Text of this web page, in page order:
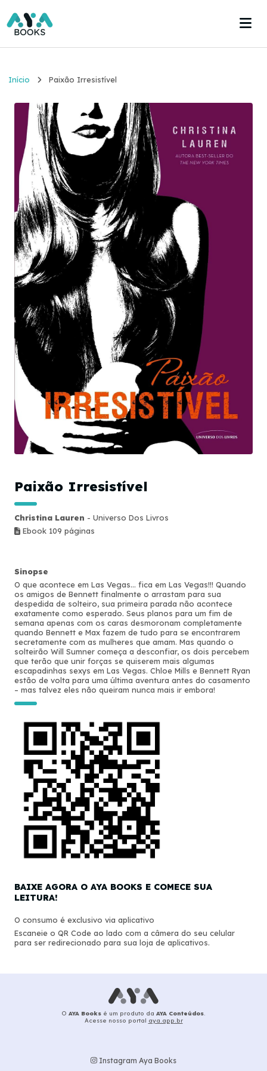
Acesse agora
Início Paixão Irresistível
Paixão Irresistível
Christina Lauren - Universo Dos Livros
Ebook 109 páginas
Sinopse
O que acontece em Las Vegas... fica em Las Vegas!!! Quando
os amigos de Bennett finalmente o arrastam para sua
despedida de solteiro, sua primeira parada não acontece
exatamente como esperado. Seus planos para um fim de
semana apenas com os caras desmoronam completamente
quando Bennett e Max fazem de tudo para se encontrarem
secretamente com as mulheres que amam. Mas quando o
solteirão Will Sumner começa a desconfiar, os dois percebem
que terão que unir forças se quiserem mais algumas
escapadinhas sexys em Las Vegas. Chloe Mills e Bennett Ryan
estão de volta para uma última aventura antes do casamento
– mas talvez eles não queiram nunca mais ir embora!
BAIXE AGORA O AYA BOOKS E COMECE SUA
LEITURA!
O consumo é exclusivo via aplicativo
Escaneie o QR Code ao lado com a câmera do seu celular
para ser redirecionado para sua loja de aplicativos.
O AYA Books é um produto da AYA Conteúdos
Acesse nosso portal aya.app.br
Instagram Aya Books